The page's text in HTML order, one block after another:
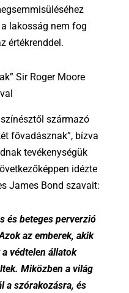
lakosság nem fog
értékrenddel.
Sir Roger Moore
származó
fővadásznak”, bízva
tevékenységük
idézte
James Bond szavait:
és beteges perverzió
az emberek, akik
a védtelen állatok
Miközben a világ
a szórakozásra, és